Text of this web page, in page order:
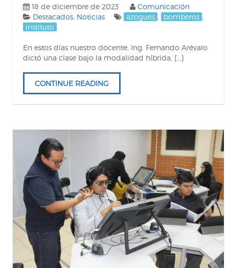
18 de diciembre de 2023
Comunicación
Destacados Noticias azogues bomberos
instituto
En estos días nuestro docente, Ing. Fernando Arévalo
dictó una clase bajo la modalidad híbrida, […]
CONTINUE READING